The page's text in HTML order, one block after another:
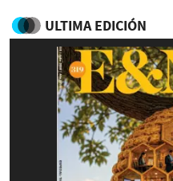
ULTIMA EDICIÓN